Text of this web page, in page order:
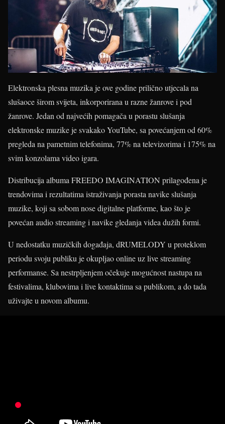
Elektronska plesna muzika je ove godine prilično utjecala na
slušaoce širom svijeta, inkorporirana u razne žanrove i pod
žanrove. Jedan od najvećih pomagača u porastu slušanja
elektronske muzike je svakako YouTube, sa povećanjem od 60%
pregleda na pametnim telefonima, 77% na televizorima i 175% na
svim konzolama video igara.
Distribucija albuma FREEDO IMAGINATION prilagođena je
trendovima i rezultatima istraživanja porasta navike slušanja
muzike, koji sa sobom nose digitalne platforme, kao što je
povećan audio streaming i navike gledanja videa dužih formi.
U nedostatku muzičkih događaja, dRUMELODY u proteklom
periodu svoju publiku je okupljao online uz live streaming
performanse. Sa nestrpljenjem očekuje mogućnost nastupa na
festivalima, klubovima i live kontaktima sa publikom, a do tada
uživajte u novom albumu.